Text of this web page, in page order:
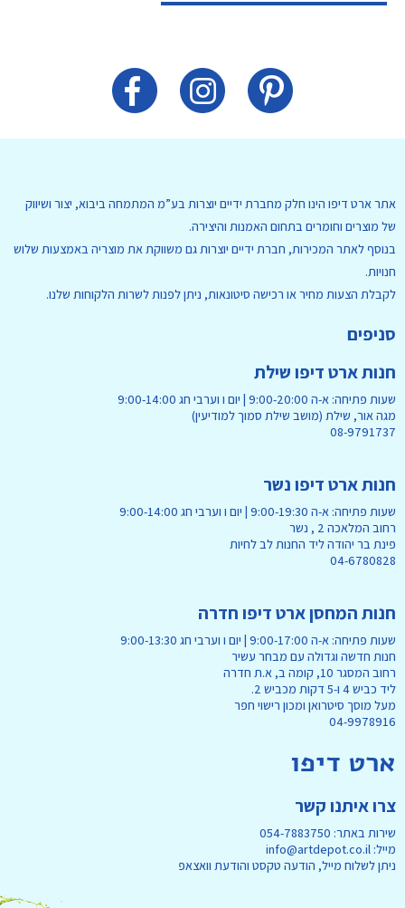
אתר ארט דיפו הינו חלק מחברת ידיים יוצרות בע”מ המתמחה ביבוא, יצור ושיווק
של מוצרים וחומרים בתחום האמנות והיצירה.
בנוסף לאתר המכירות, חברת ידיים יוצרות גם משווקת את מוצריה באמצעות שלוש
חנויות.
לקבלת הצעות מחיר או רכישה סיטונאות, ניתן לפנות לשרות הלקוחות שלנו.
סניפים
חנות ארט דיפו שילת
שעות פתיחה: א-ה 9:00-20:00 | יום ו וערבי חג 9:00-14:00
מגה אור, שילת (מושב שילת סמוך למודיעין)
08-9791737
חנות ארט דיפו נשר
שעות פתיחה: א-ה 9:00-19:30 | יום ו וערבי חג 9:00-14:00
רחוב המלאכה 2 , נשר
פינת בר יהודה ליד החנות לב לחיות
04-6780828
חנות המחסן ארט דיפו חדרה
שעות פתיחה: א-ה 9:00-17:00 | יום ו וערבי חג 9:00-13:30
חנות חדשה וגדולה עם מבחר עשיר
רחוב המסגר 10, קומה ב, א.ת חדרה
ליד כביש 4 ו-5 דקות מכביש 2.
מעל מוסך סיטרואן ומכון רישוי חפר
04-9978916
ארט דיפו
צרו איתנו קשר
שירות באתר: 054-7883750
מייל: info@artdepot.co.il
ניתן לשלוח מייל, הודעה טקסט והודעת וואצאפ